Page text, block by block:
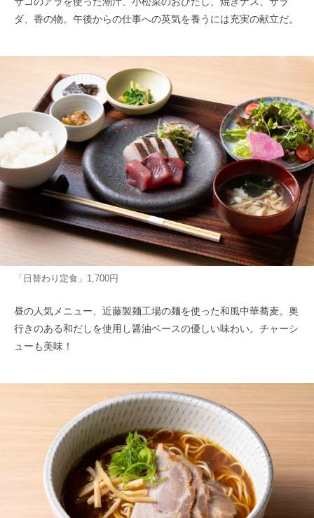
ダ、香の物。午後からの仕事への英気を養うには充実の献立だ。
「日替わり定食」1,700円
昼の人気メニュー、近藤製麺工場の麺を使った和風中華蕎麦。奥
行きのある和だしを使用し醤油ベースの優しい味わい。チャーシ
ューも美味！